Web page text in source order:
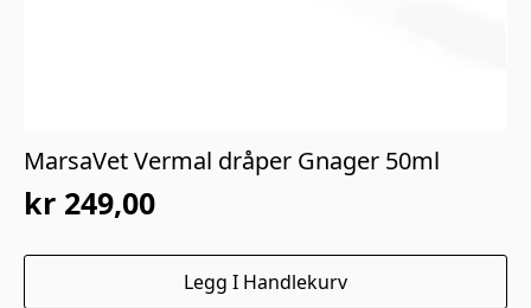
MarsaVet Vermal dråper Gnager 50ml
kr 249,00
Legg I Handlekurv